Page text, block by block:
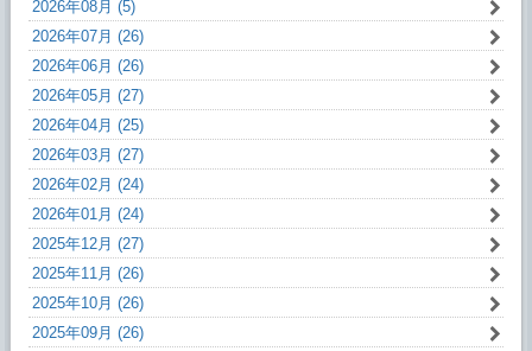
2026年08月 (5)
2026年07月 (26)
2026年06月 (26)
2026年05月 (27)
2026年04月 (25)
2026年03月 (27)
2026年02月 (24)
2026年01月 (24)
2025年12月 (27)
2025年11月 (26)
2025年10月 (26)
2025年09月 (26)